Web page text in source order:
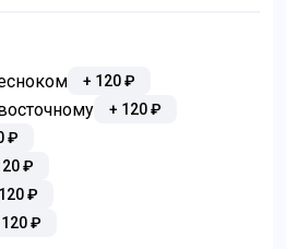
+ 120₽
+ 120₽
₽
₽
120₽
120₽